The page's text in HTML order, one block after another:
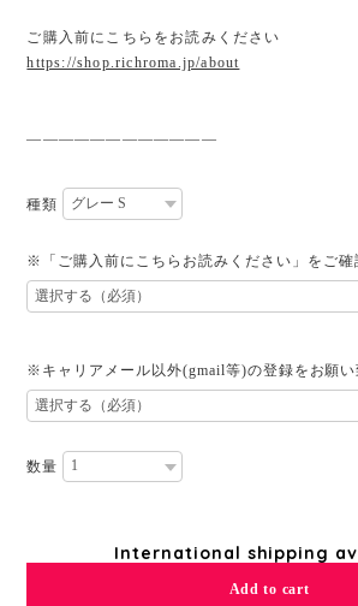
ご購入前にこちらをお読みください
https://shop.richroma.jp/about
————————————
種類
※「ご購入前にこちらお読みください」をご確
※キャリアメール以外(gmail等)の登録をお願い
数量
International shipping
Add to cart